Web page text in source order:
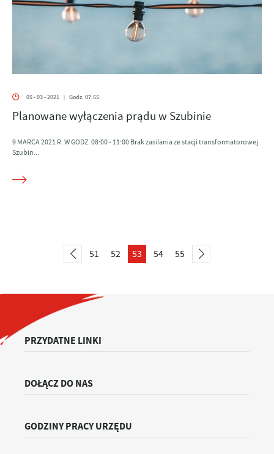
05 - 03 - 2021 Godz. 07:55
Planowane wyłączenia prądu w Szubinie
9 MARCA 2021 R. W GODZ. 08:00 - 11:00 Brak zasilania ze stacji transformatorowej
Szubin...
51 52 53 54 55
PRZYDATNE LINKI
DOŁĄCZ DO NAS
GODZINY PRACY URZĘDU